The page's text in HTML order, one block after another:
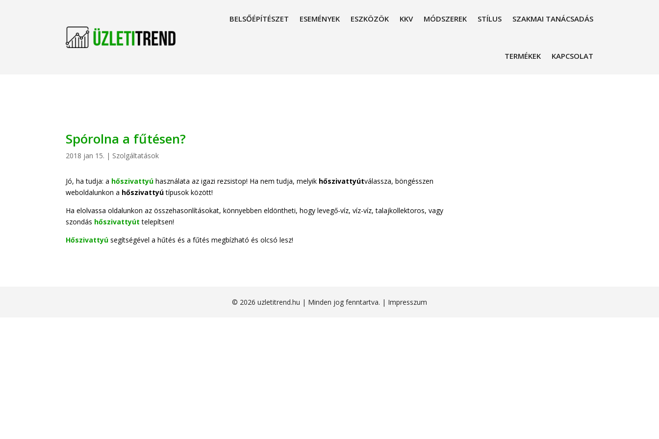
BELSŐÉPÍTÉSZET ESEMÉNYEK ESZKÖZÖK KKV MÓDSZEREK STÍLUS SZAKMAI TANÁCSADÁS
TERMÉKEK KAPCSOLAT
Spórolna a fűtésen?
2018 jan 15. | Szolgáltatások
Jó, ha tudja: a hőszivattyú használata az igazi rezsistop! Ha nem tudja, melyik hőszivattyútválassza, böngésszen
weboldalunkon a hőszivattyútípusok között!
Ha elolvassa oldalunkon az összehasonlításokat, könnyebben eldöntheti, hogy levegő-víz, víz-víz, talajkollektoros, vagy
szondás hőszivattyút telepítsen!
Hőszivattyúsegítségével a hűtés és a fűtés megbízható és olcsó lesz!
© 2026 uzletitrend.hu | Minden jog fenntartva. | Impresszum